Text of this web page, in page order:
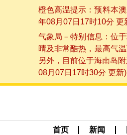
橙色高温提示：预料本
年08月07日17时10分 更
气象局－特别信息：位
晴及非常酷热，最高气
另外，目前位于海南岛
08月07日17时30分 更新)
首页 新闻